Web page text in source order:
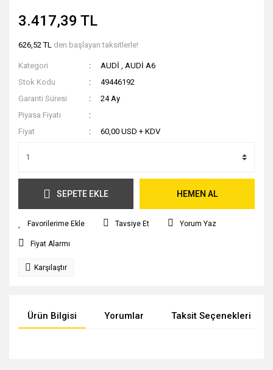
3.417,39 TL
626,52 TL den başlayan taksitlerle!
Kategori AUDİ ,AUDİ A6
Stok Kodu
49446192
Garanti Süresi
24 Ay
Piyasa Fiyatı
Fiyat
60,00 USD + KDV
SEPETE EKLE HEMEN AL
Tavsiye Et Yorum Yaz
Fiyat Alarmı
Karşılaştır
Ürün Bilgisi Yorumlar Taksit Seçenekleri